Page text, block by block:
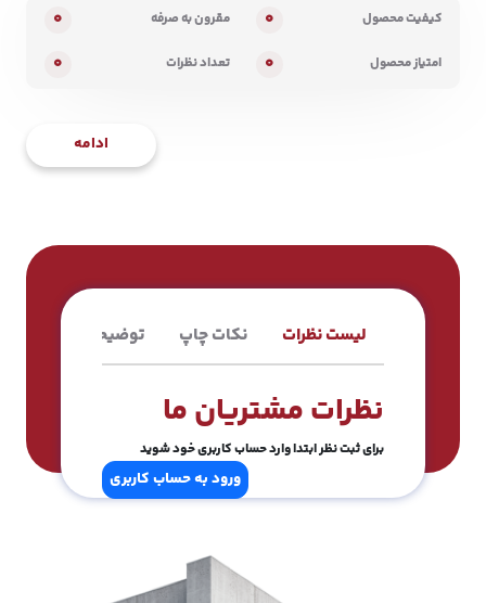
کیفیت محصول 0 مقرون به صرفه 0
امتیاز محصول 0 تعداد نظرات 0
ادامه
لیست نظرات نکات چاپ توضیحات محصول
نظرات مشتریان ما
برای ثبت نظر ابتدا وارد حساب کاربری خود شوید
ورود به حساب کاربری